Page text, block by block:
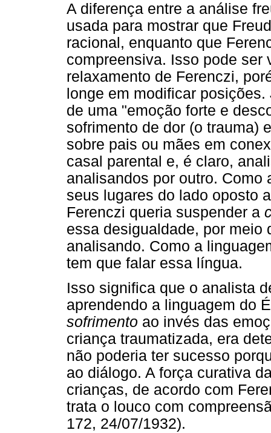
A diferença entre a análise
usada para mostrar que
racional, enquanto que
compreensiva. Isso pode ser
relaxamento de Ferenczi,
longe em modificar
de uma "emoção forte e
sofrimento de dor (o trauma)
sobre pais ou mães em
casal parental e, é claro,
analisandos por outro. Como
seus lugares do lado oposto
Ferenczi queria suspender a
essa desigualdade, por meio
analisando. Como a
tem que falar essa língua.
Isso significa que o analista
aprendendo a linguagem do
sofrimento ao invés das
criança traumatizada, era
não poderia ter sucesso
ao diálogo. A força curativa
crianças, de acordo com
trata o louco com
172, 24/07/1932).